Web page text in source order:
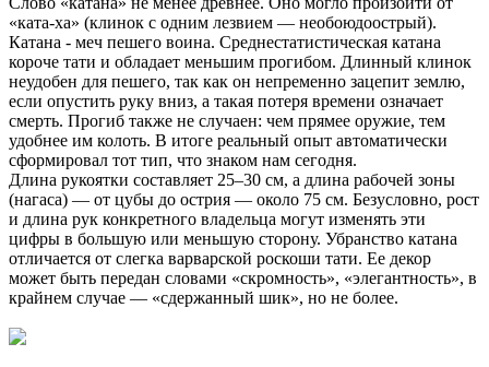
«ката-ха» (клинок с одним лезвием — необоюдоострый).
Катана - меч пешего воина. Среднестатистическая катана
короче тати и обладает меньшим прогибом. Длинный клинок
неудобен для пешего, так как он непременно зацепит землю,
если опустить руку вниз, а такая потеря времени означает
смерть. Прогиб также не случаен: чем прямее оружие, тем
удобнее им колоть. В итоге реальный опыт автоматически
сформировал тот тип, что знаком нам сегодня.
Длина рукоятки составляет 25–30 см, а длина рабочей зоны
(нагаса) — от цубы до острия — около 75 см. Безусловно, рост
и длина рук конкретного владельца могут изменять эти
цифры в большую или меньшую сторону. Убранство катана
отличается от слегка варварской роскоши тати. Ее декор
может быть передан словами «скромность», «элегантность», в
крайнем случае — «сдержанный шик», но не более.